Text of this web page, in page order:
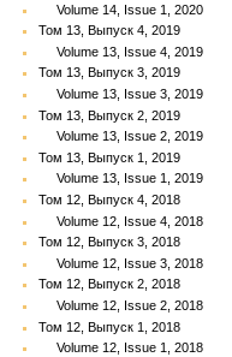
Volume 14, Issue 1, 2020
Том 13, Выпуск 4, 2019
Volume 13, Issue 4, 2019
Том 13, Выпуск 3, 2019
Volume 13, Issue 3, 2019
Том 13, Выпуск 2, 2019
Volume 13, Issue 2, 2019
Том 13, Выпуск 1, 2019
Volume 13, Issue 1, 2019
Том 12, Выпуск 4, 2018
Volume 12, Issue 4, 2018
Том 12, Выпуск 3, 2018
Volume 12, Issue 3, 2018
Том 12, Выпуск 2, 2018
Volume 12, Issue 2, 2018
Том 12, Выпуск 1, 2018
Volume 12, Issue 1, 2018